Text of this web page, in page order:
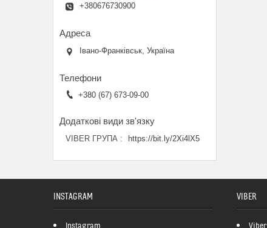
+380676730900
Івано-Франківськ, Україна
+380 (67) 673-09-00
VIBER ГРУПА https://bit.ly/2Xi4lX5
INSTAGRAM VIBER